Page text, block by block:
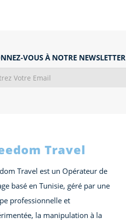
VOUS À NOTRE NEWSLETTER
Travel
Travel est un Opérateur de
basé en Tunisie, géré par une
professionnelle et
la manipulation à la